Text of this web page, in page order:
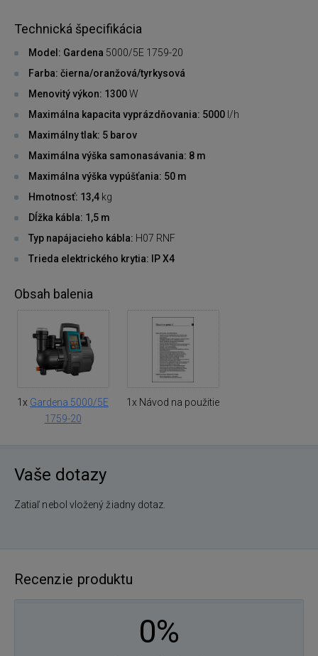
Technická špecifikácia
Model: Gardena 5000/5E 1759-20
Farba: čierna/oranžová/tyrkysová
Menovitý výkon: 1300W
Maximálna kapacita vyprázdňovania: 5000 l/h
Maximálny tlak: 5 barov
Maximálna výška samonasávania: 8 m
Maximálna výška vypúšťania: 50 m
Hmotnosť: 13,4 kg
Dĺžka kábla: 1,5 m
Typ napájacieho kábla: H07 RNF
Trieda elektrického krytia: IP X4
Obsah balenia
1x Gardena 5000/5E
1759-20
1x Návod na použitie
Vaše dotazy
Zatiaľ nebol vložený žiadny dotaz.
Recenzie produktu
0%